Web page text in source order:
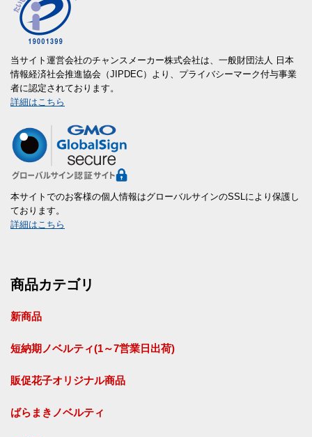
当サイト運営会社のチャンスメーカー株式会社は、一般財団法人 日本
情報経済社会推進協会（JIPDEC）より、プライバシーマーク付与事業
者に認定されております。
詳細はこちら
本サイトでのお客様の個人情報はグローバルサインのSSLにより保護し
ております。
詳細はこちら
商品カテゴリ
新商品
短納期ノベルティ(1～7営業日出荷)
販促花子オリジナル商品
ばらまきノベルティ